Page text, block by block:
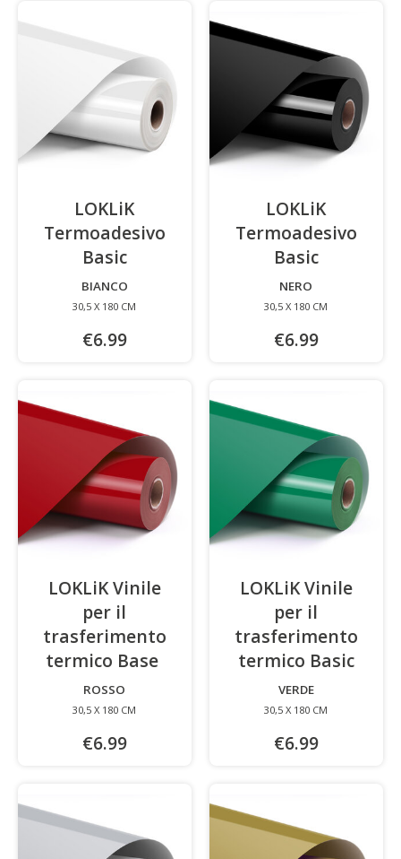
LOKLiK
Termoadesivo
Basic-
BIANCO
30,5 X 180 CM
€6.99
LOKLiK
Termoadesivo
Basic-
NERO
30,5 X 180 CM
€6.99
LOKLiK Vinile
per il
trasferimento
termico Base
ROSSO
30,5 X 180 CM
€6.99
LOKLiK Vinile
per il
trasferimento
termico Basic-
VERDE
30,5 X 180 CM
€6.99